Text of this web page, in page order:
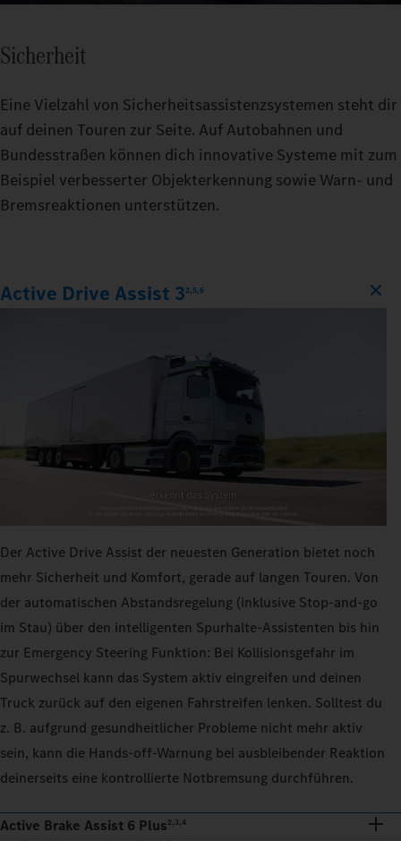
Sicherheit
Eine Vielzahl von Sicherheitsassistenzsystemen steht dir
auf deinen Touren zur Seite. Auf Autobahnen und
Bundesstraßen können dich innovative Systeme mit zum
Beispiel verbesserter Objekterkennung sowie Warn‑ und
Bremsreaktionen unterstützen.
Active Drive Assist 32,5,6
Der Active Drive Assist der neuesten Generation bietet noch
mehr Sicherheit und Komfort, gerade auf langen Touren. Von
der automatischen Abstandsregelung (inklusive Stop-and-go
im Stau) über den intelligenten Spurhalte-Assistenten bis hin
zur Emergency Steering Funktion: Bei Kollisionsgefahr im
Spurwechsel kann das System aktiv eingreifen und deinen
Truck zurück auf den eigenen Fahrstreifen lenken. Solltest du
z. B. aufgrund gesundheitlicher Probleme nicht mehr aktiv
sein, kann die Hands-off-Warnung bei ausbleibender Reaktion
deinerseits eine kontrollierte Notbremsung durchführen.
Active Brake Assist 6 Plus2,3,4